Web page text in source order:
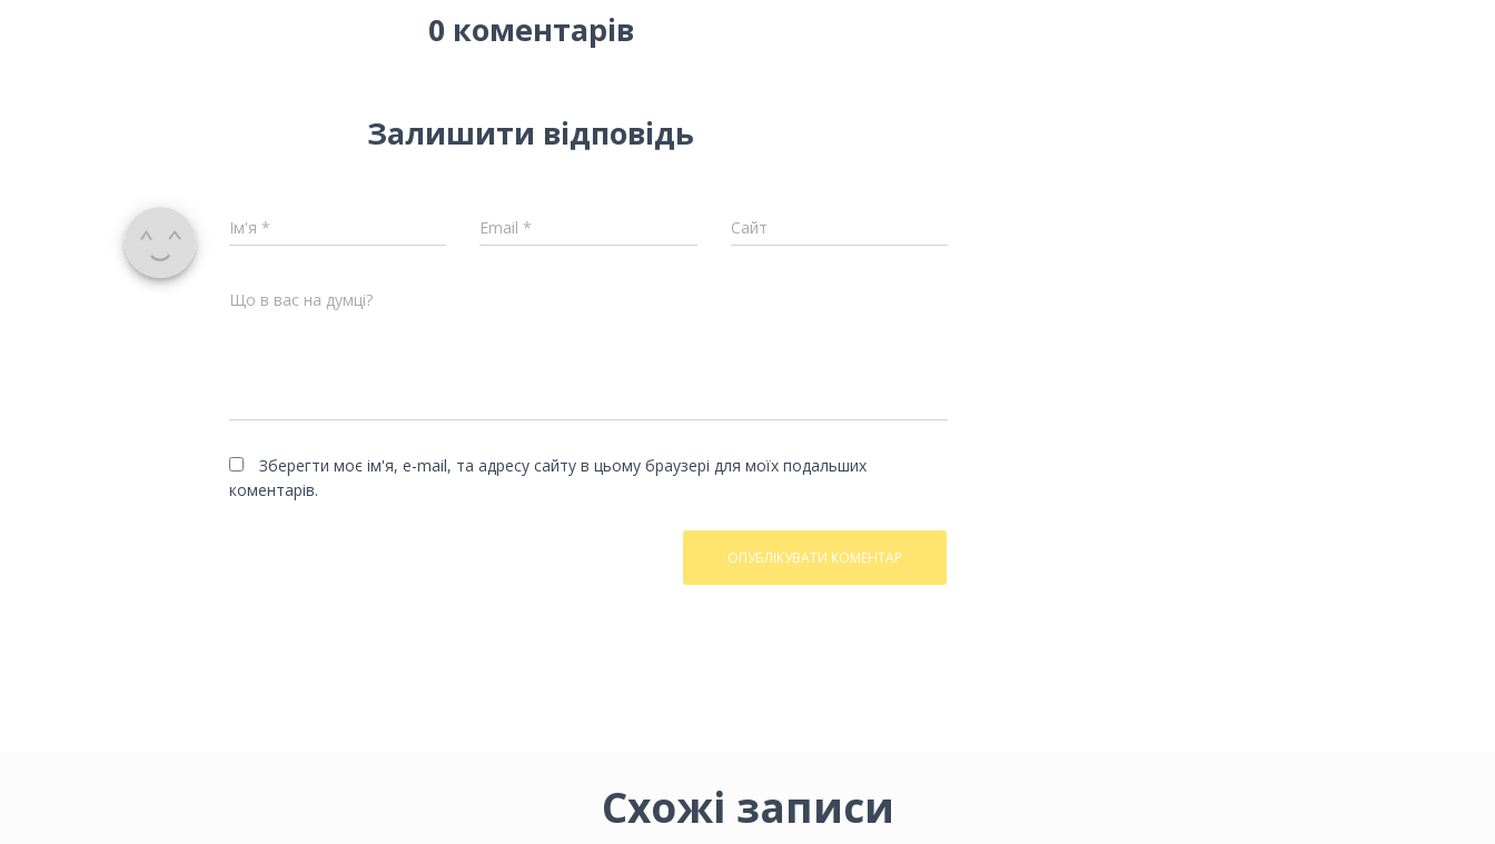
0 коментарів
Залишити відповідь
Ім'я * Email * Сайт
Що в вас на думці?
Зберегти моє ім'я, e-mail, та адресу сайту в цьому браузері для моїх подальших
коментарів.
Схожі записи